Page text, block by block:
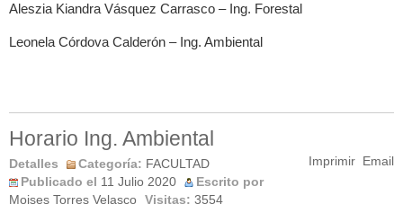
Aleszia Kiandra Vásquez Carrasco – Ing. Forestal
Leonela Córdova Calderón – Ing. Ambiental
Horario Ing. Ambiental
Detalles Categoría: FACULTAD
Publicado el 11 Julio 2020
Escrito por
Moises Torres Velasco Visitas: 3554
Imprimir Email